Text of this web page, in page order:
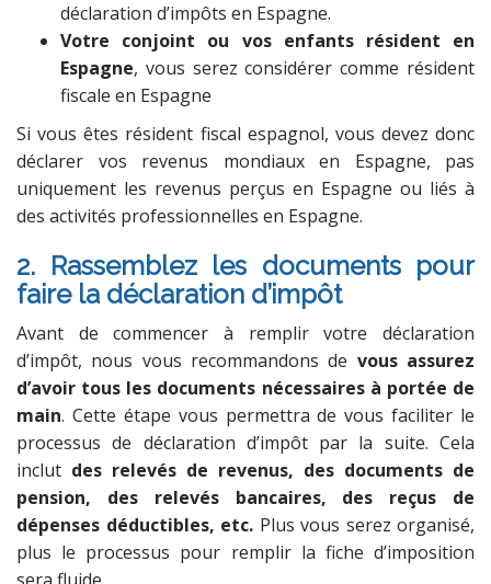
déclaration d’impôts en Espagne.
Votre conjoint ou vos enfants résident en
Espagne, vous serez considérer comme résident
fiscale en Espagne
Si vous êtes résident fiscal espagnol, vous devez donc
déclarer vos revenus mondiaux en Espagne, pas
uniquement les revenus perçus en Espagne ou liés à
des activités professionnelles en Espagne.
2. Rassemblez les documents pour
faire la déclaration d’impôt
Avant de commencer à remplir votre déclaration
d’impôt, nous vous recommandons de vous assurez
d’avoir tous les documents nécessaires à portée de
main. Cette étape vous permettra de vous faciliter le
processus de déclaration d’impôt par la suite. Cela
inclut des relevés de revenus, des documents de
pension, des relevés bancaires, des reçus de
dépenses déductibles, etc. Plus vous serez organisé,
plus le processus pour remplir la fiche d’imposition